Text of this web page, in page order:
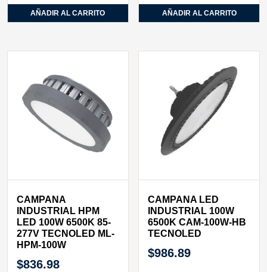
AÑADIR AL CARRITO AÑADIR AL CARRITO
CAMPANA
INDUSTRIAL HPM
LED 100W 6500K 85-
277V TECNOLED ML-
HPM-100W
$836.98
CAMPANA LED
INDUSTRIAL 100W
6500K CAM-100W-HB
TECNOLED
$986.89